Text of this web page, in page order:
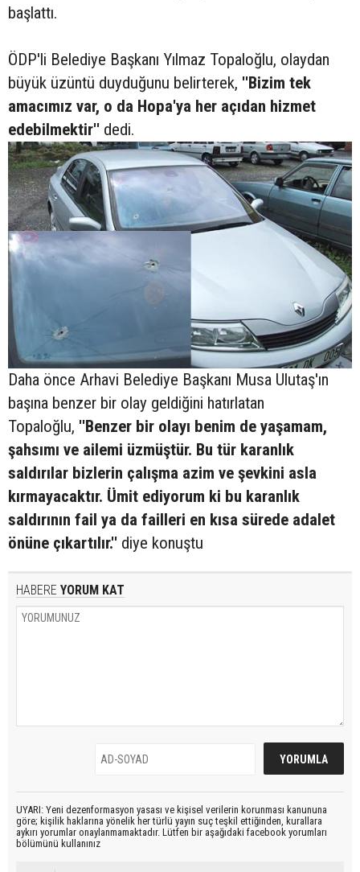
başlattı.
ÖDP'li Belediye Başkanı Yılmaz Topaloğlu, olaydan
büyük üzüntü duyduğunu belirterek, ''Bizim tek
amacımız var, o da Hopa'ya her açıdan hizmet
edebilmektir'' dedi.
Daha önce Arhavi Belediye Başkanı Musa Ulutaş'ın
başına benzer bir olay geldiğini hatırlatan
Topaloğlu, ''Benzer bir olayı benim de yaşamam,
şahsımı ve ailemi üzmüştür. Bu tür karanlık
saldırılar bizlerin çalışma azim ve şevkini asla
kırmayacaktır. Ümit ediyorum ki bu karanlık
saldırının fail ya da failleri en kısa sürede adalet
önüne çıkartılır.'' diye konuştu
HABERE YORUM KAT
UYARI: Yeni dezenformasyon yasası ve kişisel verilerin korunması kanununa
göre; kişilik haklarına yönelik her türlü yayın suç teşkil ettiğinden, kurallara
aykırı yorumlar onaylanmamaktadır. Lütfen bir aşağıdaki facebook yorumları
bölümünü kullanınız